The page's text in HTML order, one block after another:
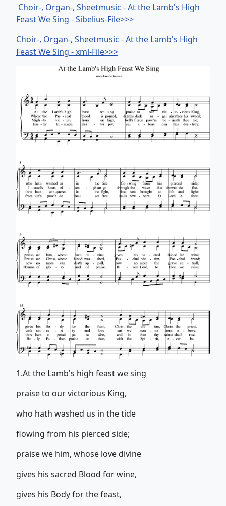
Choir-, Organ-, Sheetmusic - At the Lamb's High
Feast We Sing - Sibelius-File>>>
Choir-, Organ-, Sheetmusic - At the Lamb's High
Feast We Sing - xml-File>>>
1.At the Lamb's high feast we sing
praise to our victorious King,
who hath washed us in the tide
flowing from his pierced side;
praise we him, whose love divine
gives his sacred Blood for wine,
gives his Body for the feast,